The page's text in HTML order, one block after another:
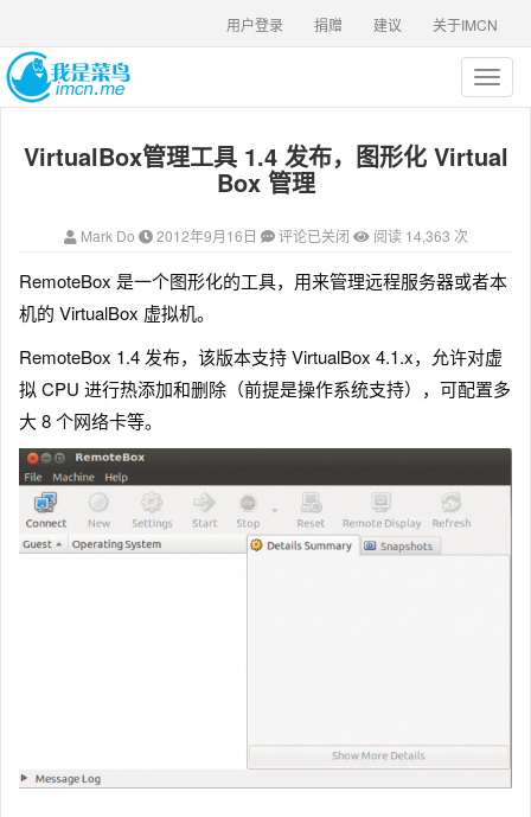
关于IMCN
建议
捐赠
用户登录
T
o
g
v
i
t
i
VirtualBox管理工具 1.4 发布，图形化 Virtual
Box 管理
Mark Do 2012年9月16日 评论已关闭 阅读 14,363 次
RemoteBox 是一个图形化的工具，用来管理远程服务器或者本
机的 VirtualBox 虚拟机。
RemoteBox 1.4 发布，该版本支持 VirtualBox 4.1.x，允许对虚
拟 CPU 进行热添加和删除（前提是操作系统支持），可配置多
大 8 个网络卡等。